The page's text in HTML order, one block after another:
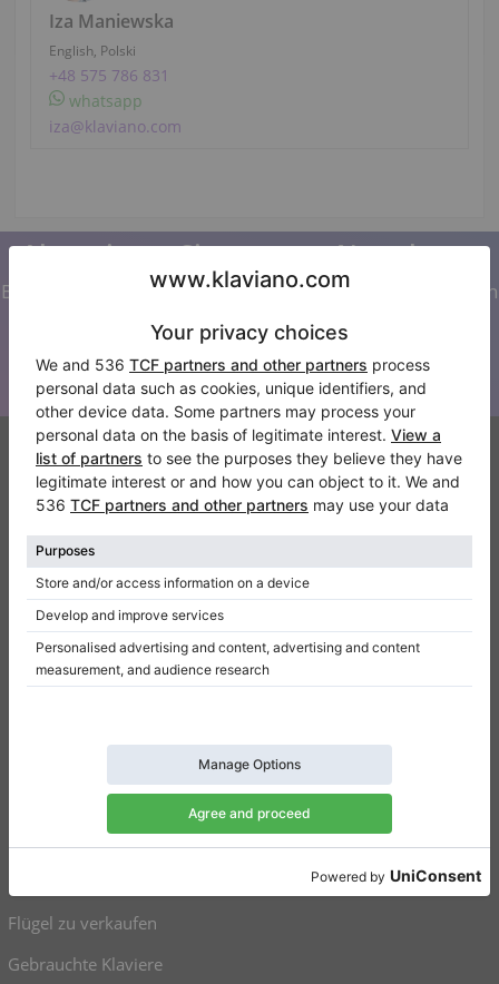
Iza Maniewska
English, Polski
+48 575 786 831
whatsapp
iza@klaviano.com
Abonnieren Sie unseren Newsletter
Bleiben Sie auf dem Laufenden mit allen Neuigkeiten von
Klaviano
Klaviano
Kontakt
Über Uns
Referenz hinterlassen
Nutzungsbedingungen
Einwilligungseinstellungen
Flügel zu verkaufen
Gebrauchte Klaviere